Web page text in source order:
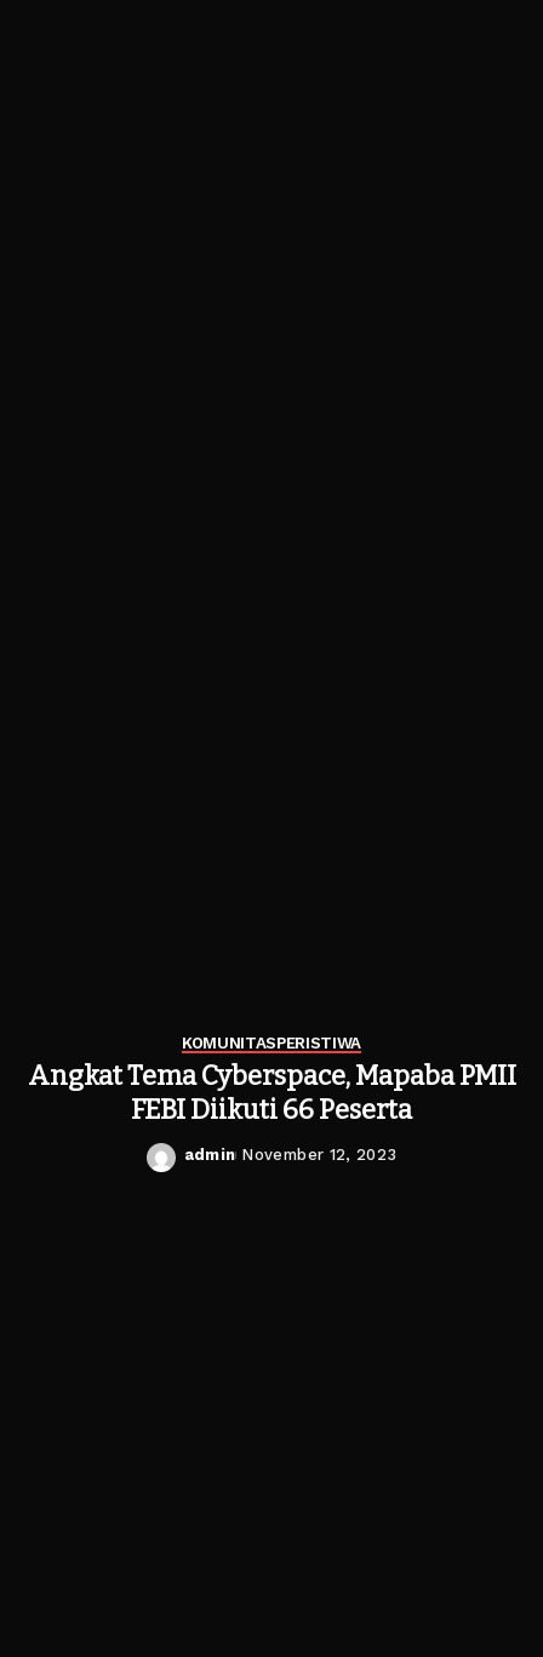
KOMUNITASPERISTIWA
Angkat Tema Cyberspace, Mapaba PMII
FEBI Diikuti 66 Peserta
Posted
admin November 12, 2023